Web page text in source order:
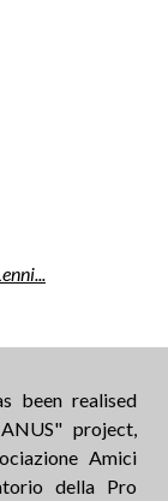
been realised
project,
Amici
della Pro